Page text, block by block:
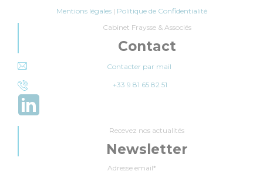
Mentions légales| Politique de Confidentialité
Cabinet Fraysse & Associés
Contact
Contacter par mail
+33 9 81 65 82 51
Recevez nos actualités
Newsletter
Adresse email*